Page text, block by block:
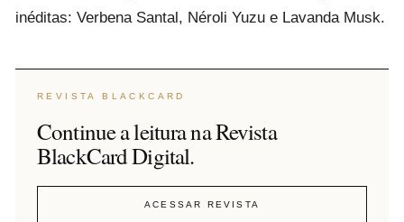
inéditas: Verbena Santal, Néroli Yuzu e Lavanda Musk.
REVISTA BLACKCARD
Continue a leitura na Revista
BlackCard Digital.
ACESSAR REVISTA